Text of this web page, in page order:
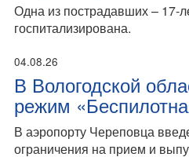
Одна из пострадавших – 17-
госпитализирована.
04.08.26
В Вологодской
режим
В аэропорту Череповца
ограничения на прием и